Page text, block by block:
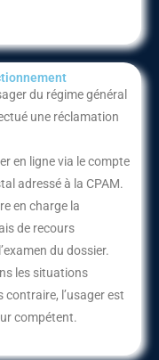
du régime général
une réclamation
en ligne via le compte
adressé à la CPAM.
en charge la
de recours
du dossier.
les situations
contraire, l’usager est
compétent.